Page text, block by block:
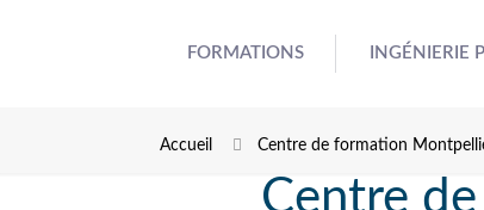
FORMATIONS INGÉNIERIE
Accueil Centre de formation
Centre